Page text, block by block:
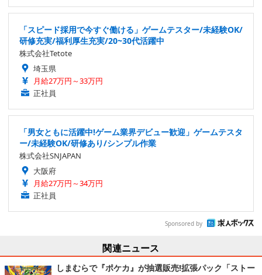
「スピード採用で今すぐ働ける」ゲームテスター/未経験OK/
研修充実/福利厚生充実/20~30代活躍中
株式会社Tetote
埼玉県
月給27万円～33万円
正社員
「男女ともに活躍中!ゲーム業界デビュー歓迎」ゲームテスタ
ー/未経験OK/研修あり/シンプル作業
株式会社SNJAPAN
大阪府
月給27万円～34万円
正社員
Sponsored by
関連ニュース
しまむらで『ポケカ』が抽選販売!拡張パック「ストー